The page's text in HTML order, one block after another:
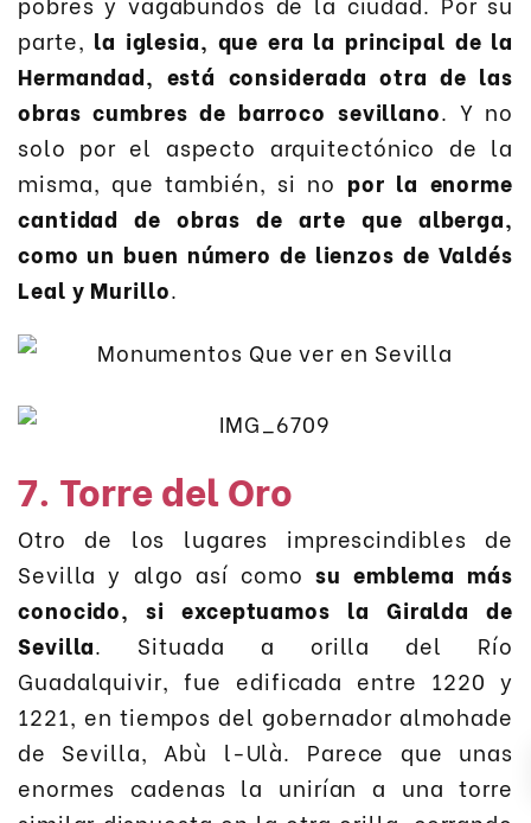
parte, la iglesia, que era la principal de la
Hermandad, está considerada otra de las
obras cumbres de barroco sevillano. Y no
solo por el aspecto arquitectónico de la
misma, que también, si no por la enorme
cantidad de obras de arte que alberga,
como un buen número de lienzos de Valdés
Leal y Murillo.
7. Torre del Oro
Otro de los lugares imprescindibles de
Sevilla y algo así como su emblema más
conocido, si exceptuamos la Giralda de
Sevilla. Situada a orilla del Río
Guadalquivir, fue edificada entre 1220 y
1221, en tiempos del gobernador almohade
de Sevilla, Abù l-Ulà. Parece que unas
enormes cadenas la unirían a una torre